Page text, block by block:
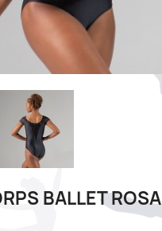
BALLET ROSA